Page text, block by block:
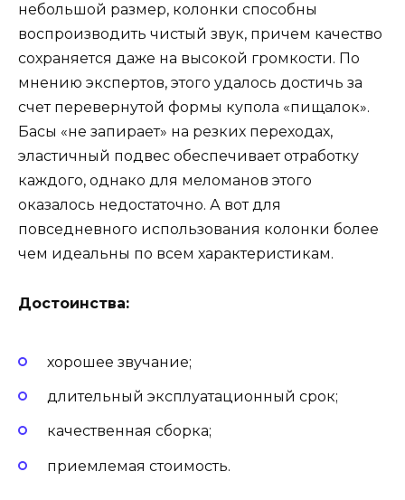
небольшой размер, колонки способны
воспроизводить чистый звук, причем качество
сохраняется даже на высокой громкости. По
мнению экспертов, этого удалось достичь за
счет перевернутой формы купола «пищалок».
Басы «не запирает» на резких переходах,
эластичный подвес обеспечивает отработку
каждого, однако для меломанов этого
оказалось недостаточно. А вот для
повседневного использования колонки более
чем идеальны по всем характеристикам.
Достоинства:
хорошее звучание;
длительный эксплуатационный срок;
качественная сборка;
приемлемая стоимость.